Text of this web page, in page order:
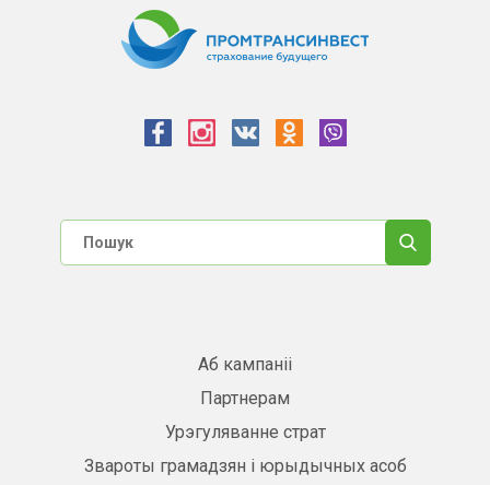
Аб кампаніі
Партнерам
Урэгуляванне страт
Звароты грамадзян і юрыдычных асоб